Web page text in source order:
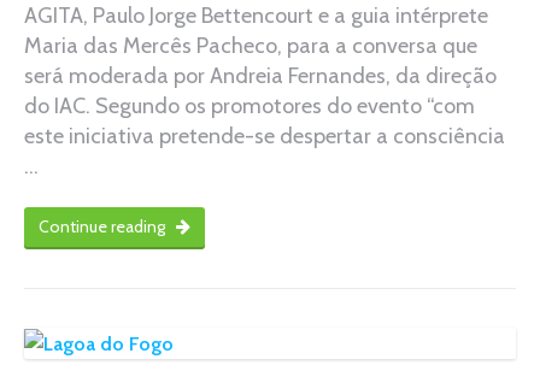
AGITA, Paulo Jorge Bettencourt e a guia intérprete
Maria das Mercês Pacheco, para a conversa que
será moderada por Andreia Fernandes, da direção
do IAC. Segundo os promotores do evento “com
este iniciativa pretende-se despertar a consciência
…
Continue reading